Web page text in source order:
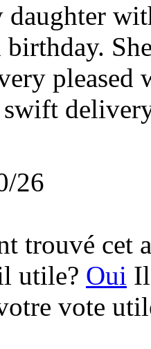
daughter
swift
26
trouvé cet
utile? Oui
vote